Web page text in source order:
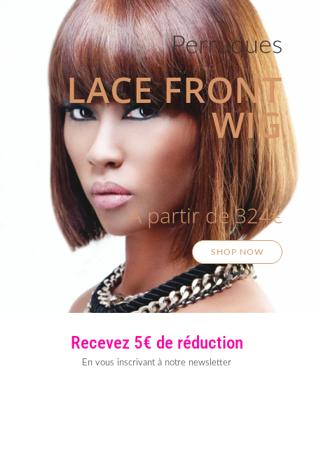
Perruques
LACE FRONT
WIG
A partir de 324€
SHOP NOW
Recevez 5€ de réduction
En vous inscrivant à notre newsletter